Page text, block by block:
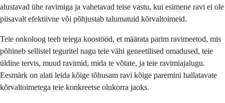
alustavad ühe ravimiga ja vahetavad teise vastu, kui esimene ravi ei ole
piisavalt efektiivne või põhjustab talumatuid kõrvaltoimeid.
Teie onkoloog teeb teiega koostööd, et määrata parim ravimeetod, mis
põhineb sellistel teguritel nagu teie vähi geneetilised omadused, teie
üldine tervis, muud ravimid, mida te võtate, ja teie ravimiajalugu.
Eesmärk on alati leida kõige tõhusam ravi kõige paremini hallatavate
kõrvaltoimetega teie konkreetse olukorra jaoks.